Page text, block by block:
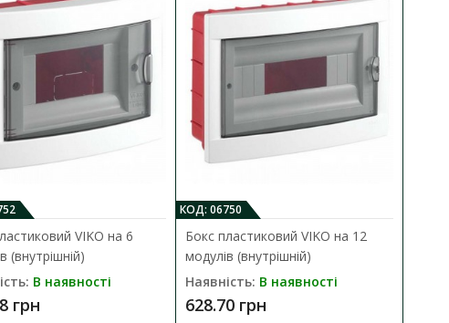
VIKO на 6
(внутрішній)
В наявності
грн
КОД: 06750
Бокс пластиковий VIKO на 12
модулів (внутрішній)
Наявність: В наявності
628.70 грн